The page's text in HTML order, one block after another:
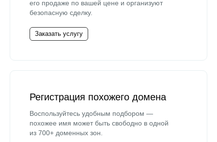
его продаже по вашей цене и организуют
безопасную сделку.
Заказать услугу
Регистрация похожего домена
Воспользуйтесь удобным подбором —
похожее имя может быть свободно в одной
из 700+ доменных зон.